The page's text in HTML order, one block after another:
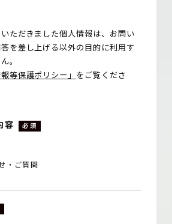
ただきました個人情報は、お問い
を差し上げる以外の目的に利用す
。
報等保護ポリシー」 をご覧くださ
容 必須
・ご質問